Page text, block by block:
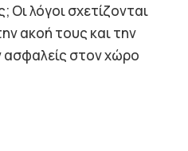
Οι λόγοι σχετίζονται
ακοή τους και την
ασφαλείς στον χώρο